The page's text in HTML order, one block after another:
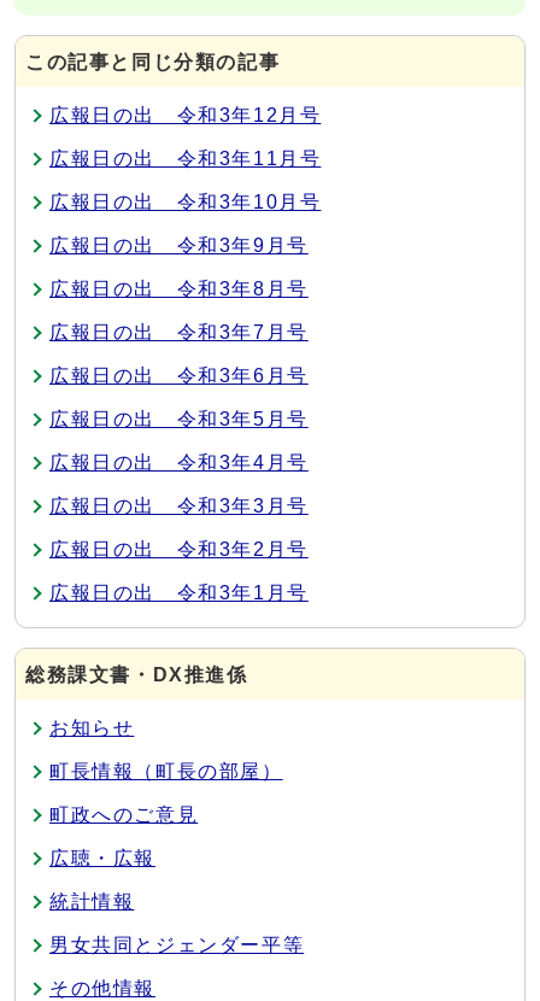
この記事と同じ分類の記事
広報日の出 令和3年12月号
広報日の出 令和3年11月号
広報日の出 令和3年10月号
広報日の出 令和3年9月号
広報日の出 令和3年8月号
広報日の出 令和3年7月号
広報日の出 令和3年6月号
広報日の出 令和3年5月号
広報日の出 令和3年4月号
広報日の出 令和3年3月号
広報日の出 令和3年2月号
広報日の出 令和3年1月号
総務課文書・DX推進係
お知らせ
町長情報（町長の部屋）
町政へのご意見
広聴・広報
統計情報
男女共同とジェンダー平等
その他情報